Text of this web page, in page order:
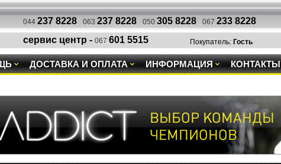
044 237 8228 063 237 8228 050 305 8228 067 233 8228
сервис центр - 067 601 5515 Покупатель: Гость
ДОСТАВКА И ОПЛАТА ИНФОРМАЦИЯ КОНТАКТЫ